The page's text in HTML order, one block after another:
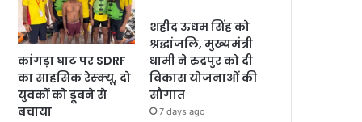
कांगड़ा घाट पर SDRF
का साहसिक रेस्क्यू, दो
युवकों को डूबने से
बचाया
शहीद ऊधम सिंह को
श्रद्धांजलि, मुख्यमंत्री
धामी ने रुद्रपुर को दी
विकास योजनाओं की
सौगात
7 days ago